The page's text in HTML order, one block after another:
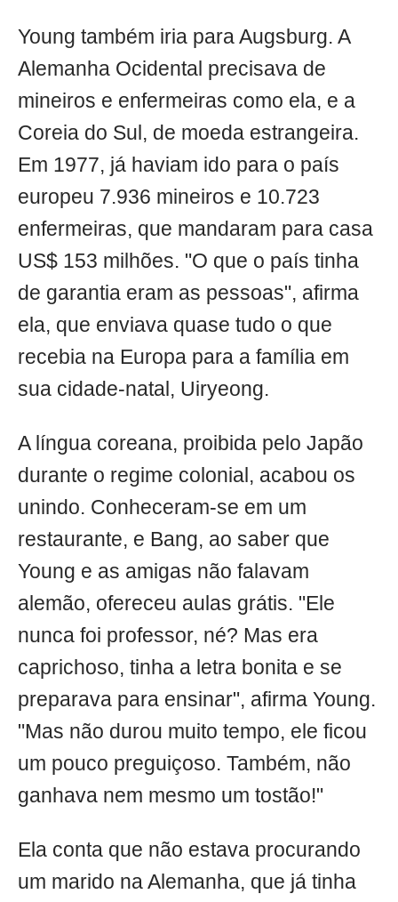
Young também iria para Augsburg. A
Alemanha Ocidental precisava de
mineiros e enfermeiras como ela, e a
Coreia do Sul, de moeda estrangeira.
Em 1977, já haviam ido para o país
europeu 7.936 mineiros e 10.723
enfermeiras, que mandaram para casa
US$ 153 milhões. "O que o país tinha
de garantia eram as pessoas", afirma
ela, que enviava quase tudo o que
recebia na Europa para a família em
sua cidade-natal, Uiryeong.
A língua coreana, proibida pelo Japão
durante o regime colonial, acabou os
unindo. Conheceram-se em um
restaurante, e Bang, ao saber que
Young e as amigas não falavam
alemão, ofereceu aulas grátis. "Ele
nunca foi professor, né? Mas era
caprichoso, tinha a letra bonita e se
preparava para ensinar", afirma Young.
"Mas não durou muito tempo, ele ficou
um pouco preguiçoso. Também, não
ganhava nem mesmo um tostão!"
Ela conta que não estava procurando
um marido na Alemanha, que já tinha